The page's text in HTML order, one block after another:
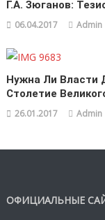
Г.А. Зюганов:
06.04.2017 Admin
Нужна Ли
Столетие
26.01.2017 Admin
ОФИЦИАЛЬНЫЕ